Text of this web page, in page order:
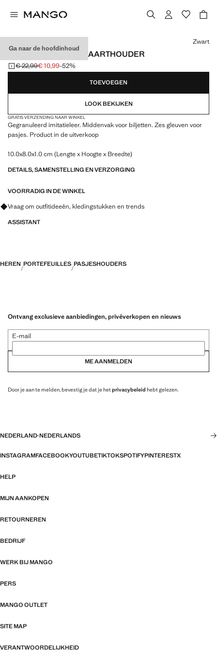
Ga naar de hoofdinhoud
GEGRANULEERDE KAARTHOUDER
Oorspronkelijke prijs doorgehaald [€ 22,99 ]
€ 22,99
Huidige prijs [€ 10,99 ]
€ 10,99-52%
Kies een kleur
Zwart
TOEVOEGEN
LOOK BEKIJKEN
GRATIS VERZENDING NAAR WINKEL
Gegranuleerd imitatieleer. Middenvak voor biljetten. Zes gleuven voor
pasjes. Product in de uitverkoop
10.0x8.0x1.0 cm (Lengte x Hoogte x Breedte)
DETAILS, SAMENSTELLING EN VERZORGING
VOORRADIG IN DE WINKEL
Vraag om outfitideeën, kledingstukken en trends
ASSISTANT
HEREN PORTEFEUILLES PASJESHOUDERS
Ontvang exclusieve aanbiedingen, privéverkopen en nieuws
E-mail
ME AANMELDEN
Door je aan te melden, bevestig je dat je hetprivacybeleid hebt gelezen.
NEDERLAND·NEDERLANDS
INSTAGRAMFACEBOOKYOUTUBETIKTOKSPOTIFYPINTERESTX
HELP
MIJN AANKOPEN
RETOURNEREN
BEDRIJF
WERK BIJ MANGO
PERS
MANGO OUTLET
SITE MAP
VERANTWOORDELIJKHEID